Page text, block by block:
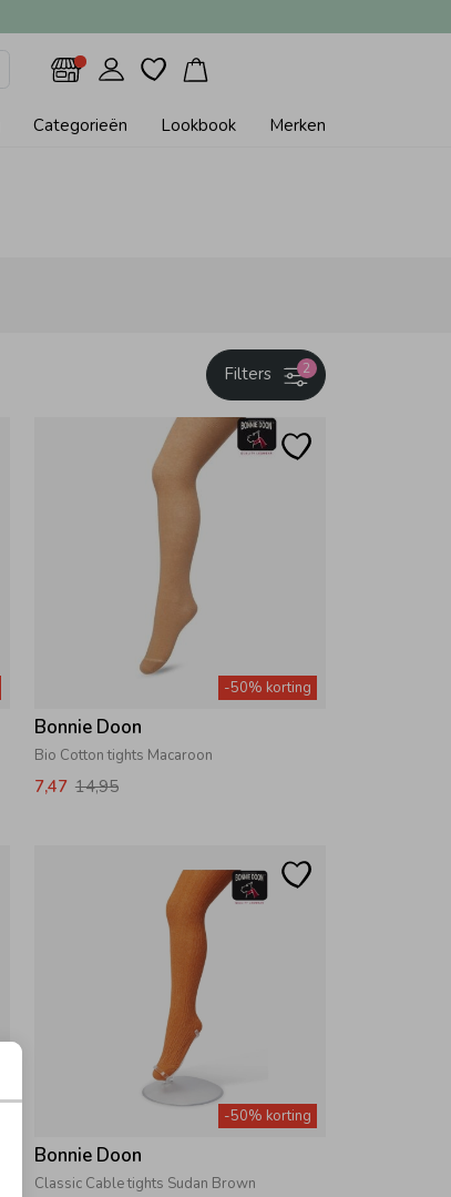
Categorieën Lookbook Merken
2
Filters
-50% korting
Bonnie Doon
Bio Cotton tights Macaroon
7,47 14,95
-50% korting
Bonnie Doon
Classic Cable tights Sudan Brown